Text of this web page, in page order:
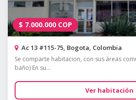
$ 7.000.000 COP
Ac 13 #115-75, Bogota, Colombia
Se comparte habitacion, con sus áreas
baño) En su...
Ver habitación